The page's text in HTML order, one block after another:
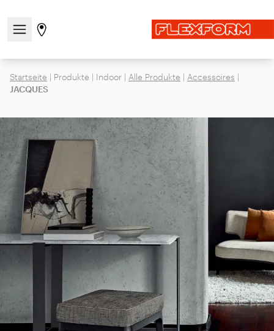
Navigationsmenü öffnen / schließen
Gehen Sie zur Store-Seite
Startseite | Produkte | Indoor | Alle Produkte | Accessoires |
JACQUES